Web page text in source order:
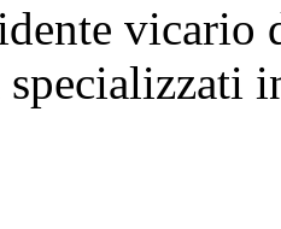
vicario